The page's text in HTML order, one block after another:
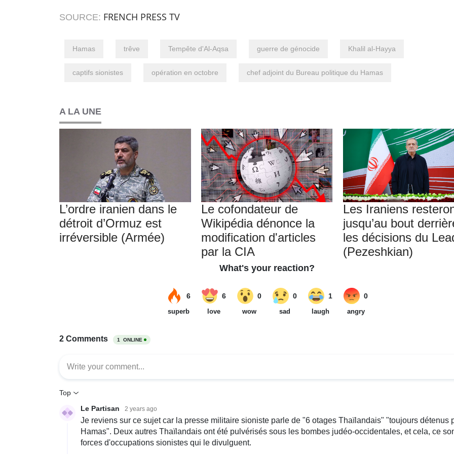
SOURCE: FRENCH PRESS TV
Hamas trêve Tempête d'Al-Aqsa guerre de génocide Khalil al-Hayya
captifs sionistes opération en octobre chef adjoint du Bureau politique du Hamas
A LA UNE
L’ordre iranien dans le
détroit d’Ormuz est
irréversible (Armée)
Le cofondateur de
Wikipédia dénonce la
modification d'articles
par la CIA
Les Iraniens
jusqu’au bout
les décisions du
(Pezeshkian)